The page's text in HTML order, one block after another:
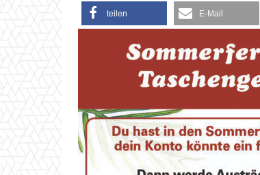
teilen E-Mail